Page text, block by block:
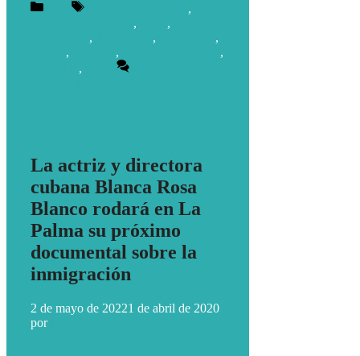
,
,
,
, ,
,
, ,
,
,
La actriz y directora
cubana Blanca Rosa
Blanco rodará en La
Palma su próximo
documental sobre la
inmigración
2 de mayo de 20221 de abril de 2020
por